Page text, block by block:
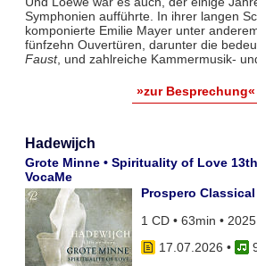
Symphonien aufführte. In ihrer langen
komponierte Emilie Mayer unter
fünfzehn Ouvertüren, darunter die
Faust, und zahlreiche Kammermusik-
»zur Besprechung«
Hadewijch
Grote Minne • Spirituality of Love
VocaMe
Prospero Classical
1 CD • 63min • 2025
17.07.2026 •